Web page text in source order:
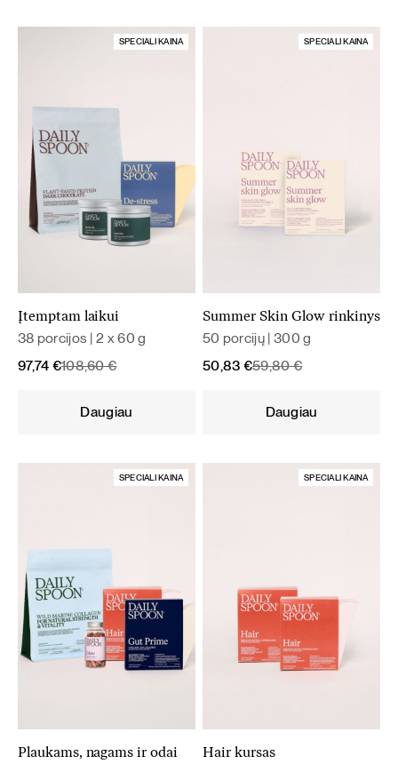
SPECIALI KAINA
Įtemptam laikui
38 porcijos | 2 x 60 g
108,60€
Original
97,74 €
Current
Daugiau
SPECIALI KAINA
Summer Skin Glow rinkinys
50 porcijų | 300 g
59,80€
Original
50,83 €
Current
Daugiau
SPECIALI KAINA
Plaukams, nagams ir odai
SPECIALI KAINA
Hair kursas